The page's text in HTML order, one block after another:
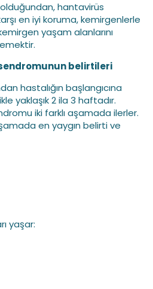
olduğundan, hantavirüs
en iyi koruma, kemirgenlerle
yaşam alanlarını
belirtileri
hastalığın başlangıcına
yaklaşık 2 ila 3 haftadır.
iki farklı aşamada ilerler.
en yaygın belirti ve
yaşar: